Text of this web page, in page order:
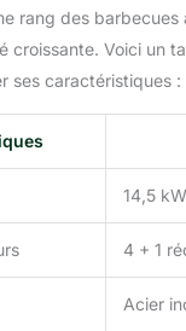
rang des barbecues
croissante. Voici un
ses caractéristiques :
14,5 kW
4 + 1
Acier